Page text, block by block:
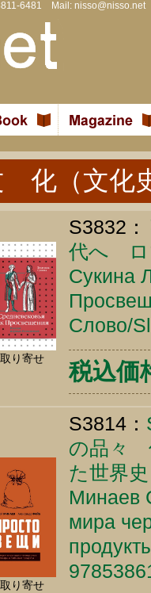
6481 Mail: nisso@nisso.net
化（文化
り寄せ
S3832：
代へ ロ
Сукина
Слово/
税込価
り寄せ
S3814：
の品々
た世界史
Минаев
мира